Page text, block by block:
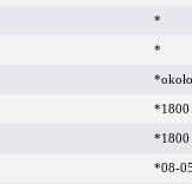
*
*
*1800
*1800
*08-